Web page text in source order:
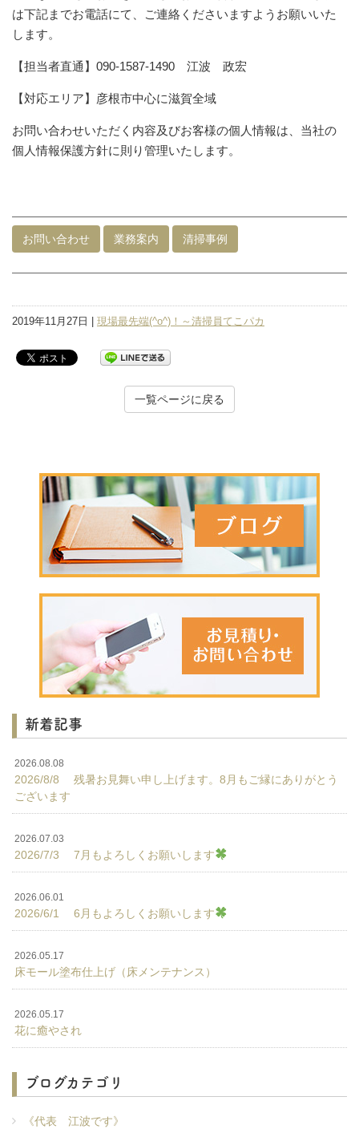
は下記までお電話にて、ご連絡くださいますようお願いいた
します。
【担当者直通】090-1587-1490 江波 政宏
【対応エリア】彦根市中心に滋賀全域
お問い合わせいただく内容及びお客様の個人情報は、当社の
個人情報保護方針に則り管理いたします。
お問い合わせ 業務案内 清掃事例
2019年11月27日 | 現場最先端(^o^)！～清掃員てこパカ
一覧ページに戻る
新着記事
2026.08.08
2026/8/8 残暑お見舞い申し上げます。8月もご縁にありがとう
ございます
2026.07.03
2026/7/3 7月もよろしくお願いします
2026.06.01
2026/6/1 6月もよろしくお願いします
2026.05.17
床モール塗布仕上げ（床メンテナンス）
2026.05.17
花に癒やされ
ブログカテゴリ
《代表 江波です》